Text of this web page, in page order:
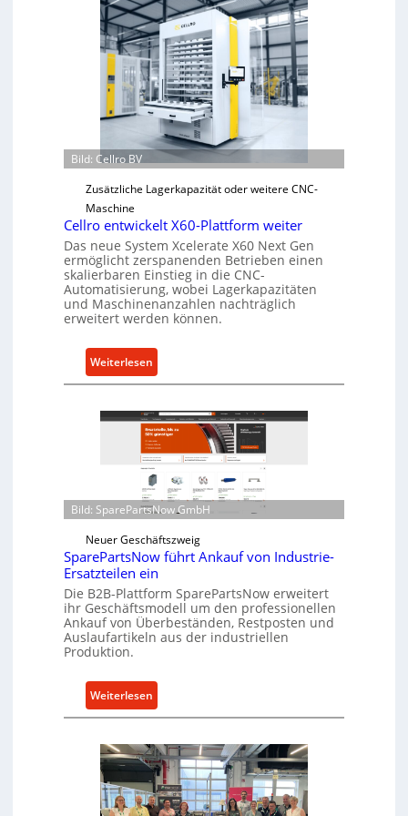
c
h
a
n
i
s
c
h
Ü
e
r
l
a
s
s
c
h
t
z
f
ü
r
i
n
d
i
r
e
k
A
n
r
i
e
b
Bild: Cellro BV
Zusätzliche Lagerkapazität oder weitere CNC-
Maschine
Cellro entwickelt X60-Plattform weiter
Das neue System Xcelerate X60 Next Gen
ermöglicht zerspanenden Betrieben einen
skalierbaren Einstieg in die CNC-
Automatisierung, wobei Lagerkapazitäten
und Maschinenanzahlen nachträglich
erweitert werden können.
Weiterlesen:
C
l
l
r
o
e
n
t
w
i
c
k
e
X
6
-
P
l
a
Bild: SparePartsNow GmbH
Neuer Geschäftszweig
SparePartsNow führt Ankauf von Industrie-
Ersatzteilen ein
Die B2B-Plattform SparePartsNow erweitert
ihr Geschäftsmodell um den professionellen
Ankauf von Überbeständen, Restposten und
Auslaufartikeln aus der industriellen
Produktion.
Weiterlesen:
S
a
r
e
P